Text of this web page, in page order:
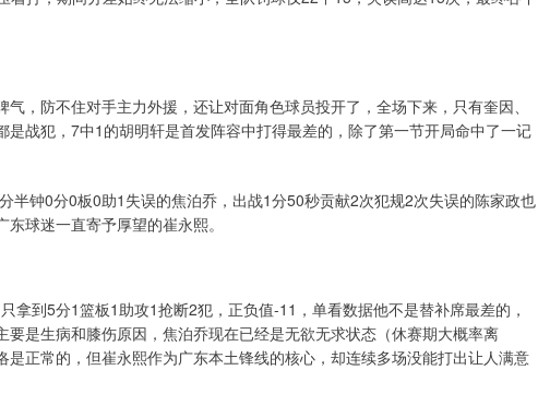
，防不住对手主力外援，还让对面角色球员投开了，全场下来，只有奎因、
战犯，7中1的胡明轩是首发阵容中打得最差的，除了第一节开局命中了一记
半钟0分0板0助1失误的焦泊乔，出战1分50秒贡献2次犯规2次失误的陈家政也
球迷一直寄予厚望的崔永熙。
拿到5分1篮板1助攻1抢断2犯，正负值-11，单看数据他不是替补席最差的，
是生病和膝伤原因，焦泊乔现在已经是无欲无求状态（休赛期大概率离
正常的，但崔永熙作为广东本土锋线的核心，却连续多场没能打出让人满意